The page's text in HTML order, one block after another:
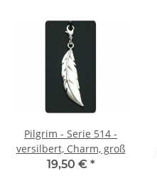
Pilgrim - Serie 514 -
versilbert, Charm, groß
19,50 € *